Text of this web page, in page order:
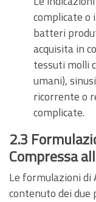
complicate o
batteri
acquisita in
tessuti molli
umani),
ricorrente o
complicate.
2.3
Compressa
Le formulazioni di
contenuto dei due